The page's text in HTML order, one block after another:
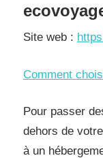
Site web :
Comment
Pour passer
dehors de
à un